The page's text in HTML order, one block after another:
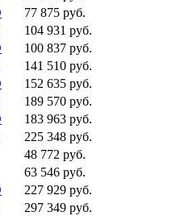
77 875 руб.
104 931 руб.
100 837 руб.
141 510 руб.
152 635 руб.
189 570 руб.
183 963 руб.
225 348 руб.
48 772 руб.
63 546 руб.
227 929 руб.
297 349 руб.